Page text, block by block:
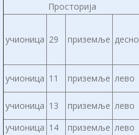
Просторија
учионица 29 приземље десно
учионица 11 приземље лево
учионица 13 приземље лево
учионица 14 приземље лево